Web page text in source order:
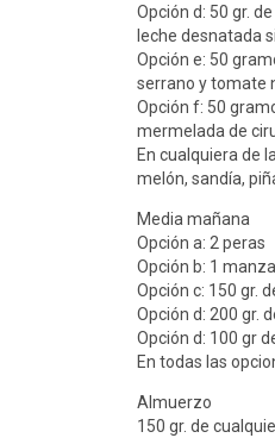
Opción d: 50 gr.
leche desnatada
Opción e: 50
serrano y tomate
Opción f: 50
mermelada de
En cualquiera de
melón, sandía,
Media mañana
Opción a: 2 peras
Opción b: 1
Opción c: 150 gr.
Opción d: 200 gr.
Opción d: 100 gr
En todas las
Almuerzo
150 gr. de